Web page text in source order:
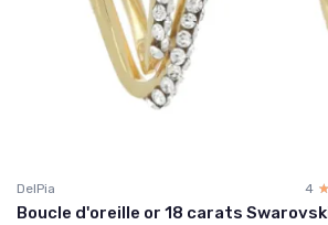
DelPia 4
Boucle d'oreille or 18 carats